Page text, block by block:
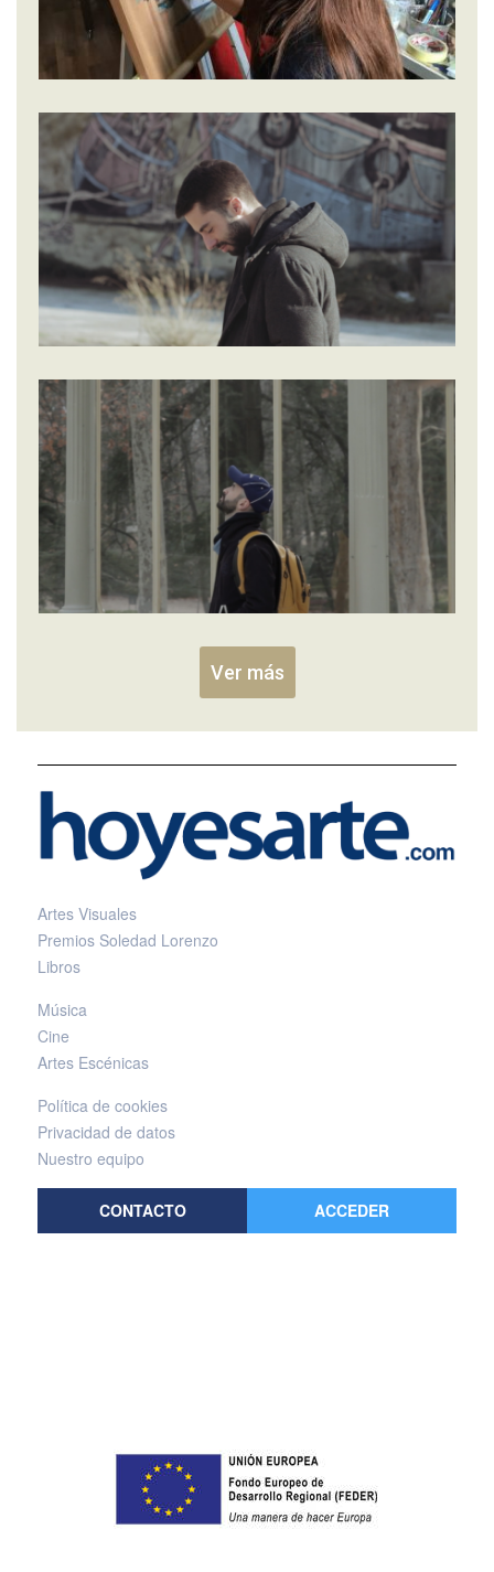
Ver más
Artes Visuales
Premios Soledad Lorenzo
Libros
Música
Cine
Artes Escénicas
Política de cookies
Privacidad de datos
Nuestro equipo
CONTACTO ACCEDER